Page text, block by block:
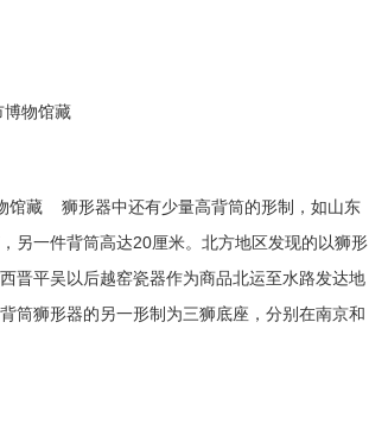
博物馆藏
馆藏 狮形器中还有少量高背筒的形制，如山东
另一件背筒高达20厘米。北方地区发现的以狮形
晋平吴以后越窑瓷器作为商品北运至水路发达地
筒狮形器的另一形制为三狮底座，分别在南京和